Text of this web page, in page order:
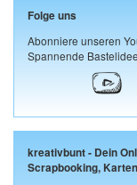
Folge uns
Abonniere unseren
Spannende
kreativbunt - Dein
Scrapbooking,